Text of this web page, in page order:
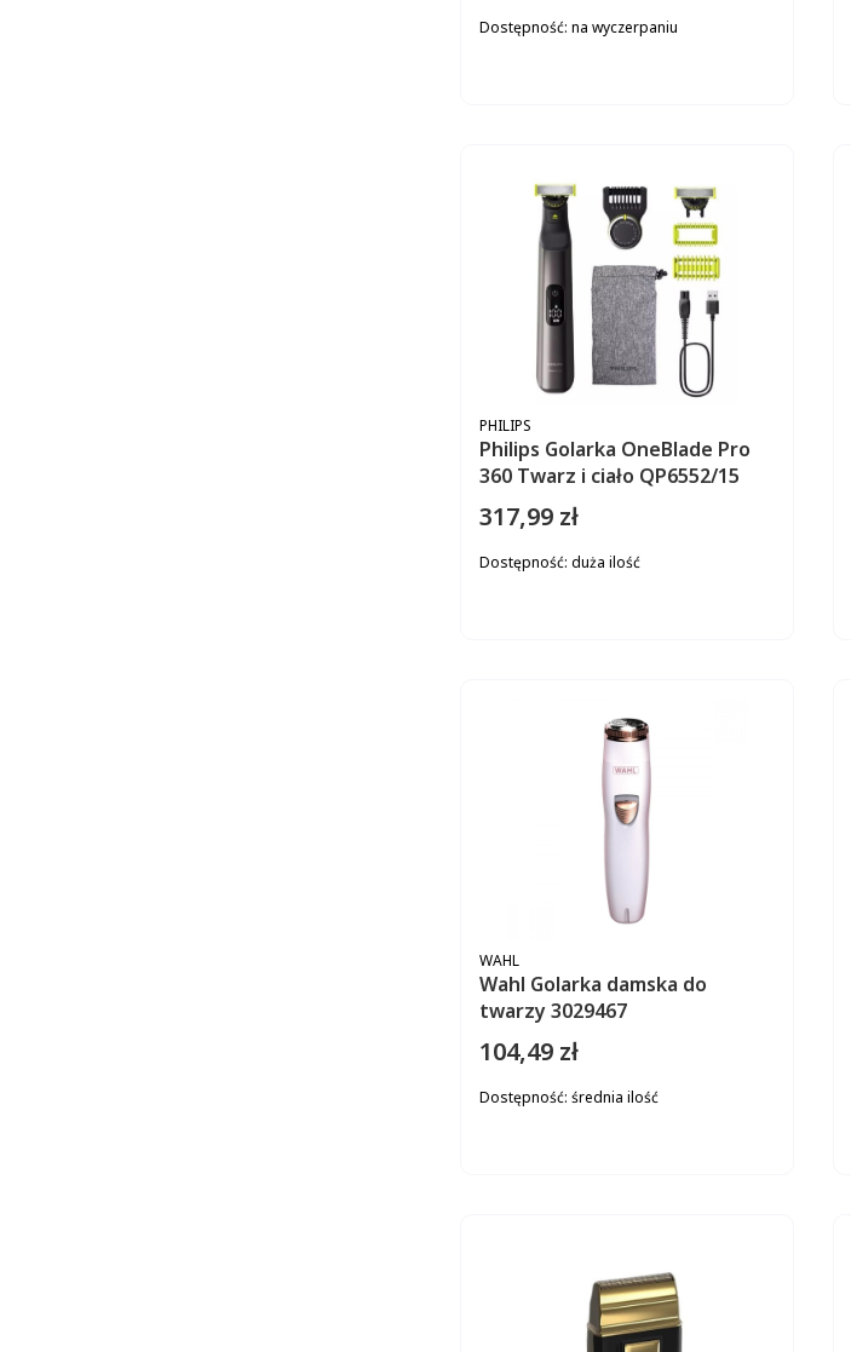
Dostępność: na wyczerpaniu
Philips Golarka OneBlade Pro
360 Twarz i ciało QP6552/15
PRODUCENT
PHILIPS
Cena
317,99 zł
Dostępność: duża ilość
Wahl Golarka damska do
twarzy 3029467
PRODUCENT
WAHL
Cena
104,49 zł
Dostępność: średnia ilość